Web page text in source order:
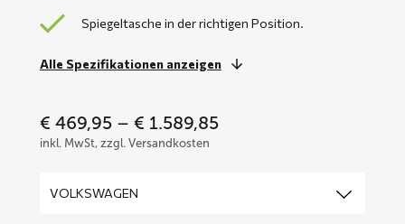
Spiegeltasche in der richtigen Position.
Alle Spezifikationen anzeigen
€ 469,95 – € 1.589,85Price
inkl. MwSt, zzgl. Versandkosten